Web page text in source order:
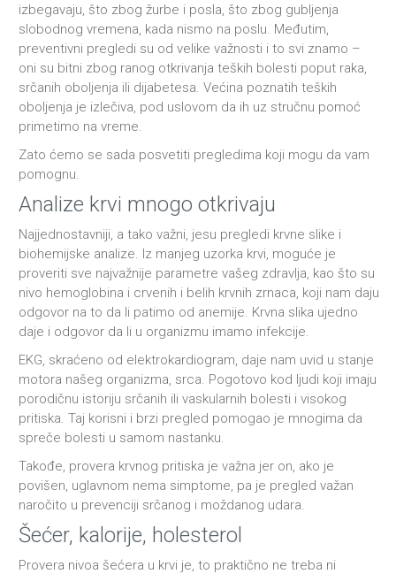
izbegavaju, što zbog žurbe i posla, što zbog gubljenja
slobodnog vremena, kada nismo na poslu. Međutim,
preventivni pregledi su od velike važnosti i to svi znamo –
oni su bitni zbog ranog otkrivanja teških bolesti poput raka,
srčanih oboljenja ili dijabetesa. Većina poznatih teških
oboljenja je izlečiva, pod uslovom da ih uz stručnu pomoć
primetimo na vreme.
Zato ćemo se sada posvetiti pregledima koji mogu da vam
pomognu.
Analize krvi mnogo otkrivaju
Najjednostavniji, a tako važni, jesu pregledi krvne slike i
biohemijske analize. Iz manjeg uzorka krvi, moguće je
proveriti sve najvažnije parametre vašeg zdravlja, kao što su
nivo hemoglobina i crvenih i belih krvnih zrnaca, koji nam daju
odgovor na to da li patimo od anemije. Krvna slika ujedno
daje i odgovor da li u organizmu imamo infekcije.
EKG, skraćeno od elektrokardiogram, daje nam uvid u stanje
motora našeg organizma, srca. Pogotovo kod ljudi koji imaju
porodičnu istoriju srčanih ili vaskularnih bolesti i visokog
pritiska. Taj korisni i brzi pregled pomogao je mnogima da
spreče bolesti u samom nastanku.
Takođe, provera krvnog pritiska je važna jer on, ako je
povišen, uglavnom nema simptome, pa je pregled važan
naročito u prevenciji srčanog i moždanog udara.
Šećer, kalorije, holesterol
Provera nivoa šećera u krvi je, to praktično ne treba ni